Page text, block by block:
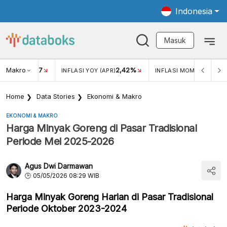
Indonesia
Masuk
Makro
USD/IDR 17 INFLASI YOY (APR)2,42% INFLASI MOM (MAR)
Home Data Stories Ekonomi & Makro
EKONOMI & MAKRO
Harga Minyak Goreng di Pasar Tradisional
Periode Mei 2025-2026
Agus Dwi Darmawan
05/05/2026 08:29 WIB
Harga Minyak Goreng Harian di Pasar Tradisional
Periode Oktober 2023-2024